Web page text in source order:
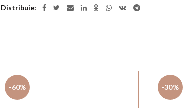
Distribuie
-60% -30%